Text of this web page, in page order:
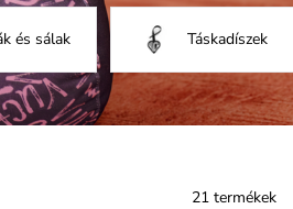
és sálak Táskadíszek
21 termékek